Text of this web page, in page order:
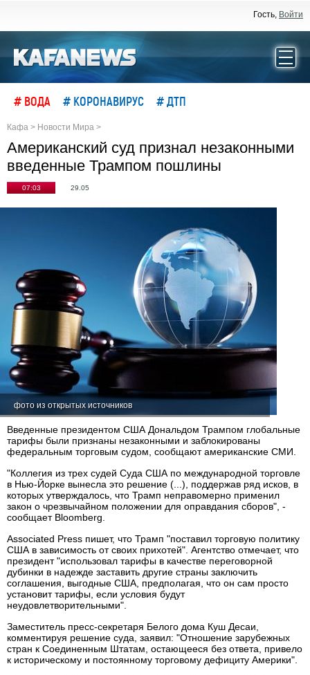
Гость, Войти
# ВОДА # КОРОНАВИРУС # ДТП
Кафа > Новости Мира >
Американский суд признал незаконными
введенные Трампом пошлины
07:03 29.05
фото из открытых источников
Введенные президентом США Дональдом Трампом глобальные
тарифы были признаны незаконными и заблокированы
федеральным торговым судом, сообщают американские СМИ.
"Коллегия из трех судей Суда США по международной торговле
в Нью-Йорке вынесла это решение (...), поддержав ряд исков, в
которых утверждалось, что Трамп неправомерно применил
закон о чрезвычайном положении для оправдания сборов", -
сообщает Bloomberg.
Associated Press пишет, что Трамп "поставил торговую политику
США в зависимость от своих прихотей". Агентство отмечает, что
президент "использовал тарифы в качестве переговорной
дубинки в надежде заставить другие страны заключить
соглашения, выгодные США, предполагая, что он сам просто
установит тарифы, если условия будут
неудовлетворительными".
Заместитель пресс-секретаря Белого дома Куш Десаи,
комментируя решение суда, заявил: "Отношение зарубежных
стран к Соединенным Штатам, остающееся без ответа, привело
к историческому и постоянному торговому дефициту Америки".